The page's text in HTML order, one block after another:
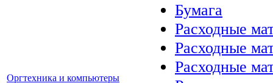
Оргтехника и компьютеры
Бумага
Расходные
Расходные
Расходные